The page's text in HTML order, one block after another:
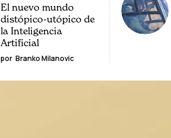
El nuevo mundo
distópico-utópico de
la Inteligencia
Artificial
por Branko Milanovic